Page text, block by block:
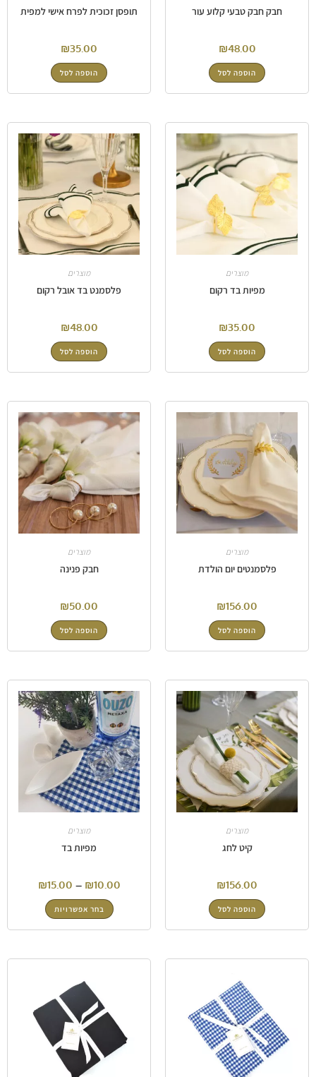
חבק חבק טבעי קלוע עור
₪48.00
הוספה לסל
תופסן זכוכית לפרח אישי למפית
₪35.00
הוספה לסל
מוצרים
מפיות בד רקום
₪35.00
הוספה לסל
מוצרים
פלסמנט בד אובל רקום
₪48.00
הוספה לסל
מוצרים
פלסמנטים יום הולדת
₪156.00
הוספה לסל
מוצרים
חבק פנינה
₪50.00
הוספה לסל
מוצרים
קיט לחג
₪156.00
הוספה לסל
מוצרים
מפיות בד
₪10.00
–
₪15.00
בחר אפשרויות